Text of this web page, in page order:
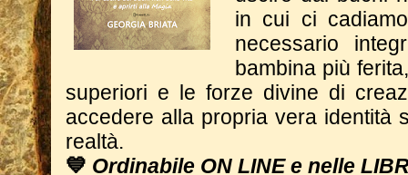
in cui ci
necessario
bambina più
superiori e le forze divine di
accedere alla propria vera identità
realtà.
💙 Ordinabile ON LINE e nelle